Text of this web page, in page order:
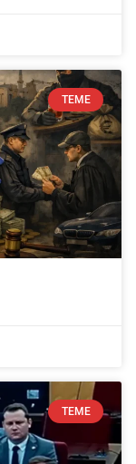
TEME
TEME